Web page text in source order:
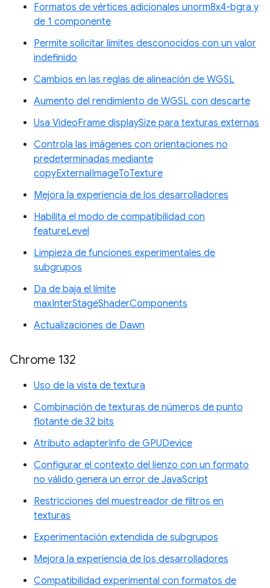
Formatos de vértices adicionales unorm8x4-bgra y
de 1 componente
Permite solicitar límites desconocidos con un valor
indefinido
Cambios en las reglas de alineación de WGSL
Aumento del rendimiento de WGSL con descarte
Usa VideoFrame displaySize para texturas externas
Controla las imágenes con orientaciones no
predeterminadas mediante
copyExternalImageToTexture
Mejora la experiencia de los desarrolladores
Habilita el modo de compatibilidad con
featureLevel
Limpieza de funciones experimentales de
subgrupos
Da de baja el límite
maxInterStageShaderComponents
Actualizaciones de Dawn
Chrome 132
Uso de la vista de textura
Combinación de texturas de números de punto
flotante de 32 bits
Atributo adapterInfo de GPUDevice
Configurar el contexto del lienzo con un formato
no válido genera un error de JavaScript
Restricciones del muestreador de filtros en
texturas
Experimentación extendida de subgrupos
Mejora la experiencia de los desarrolladores
Compatibilidad experimental con formatos de